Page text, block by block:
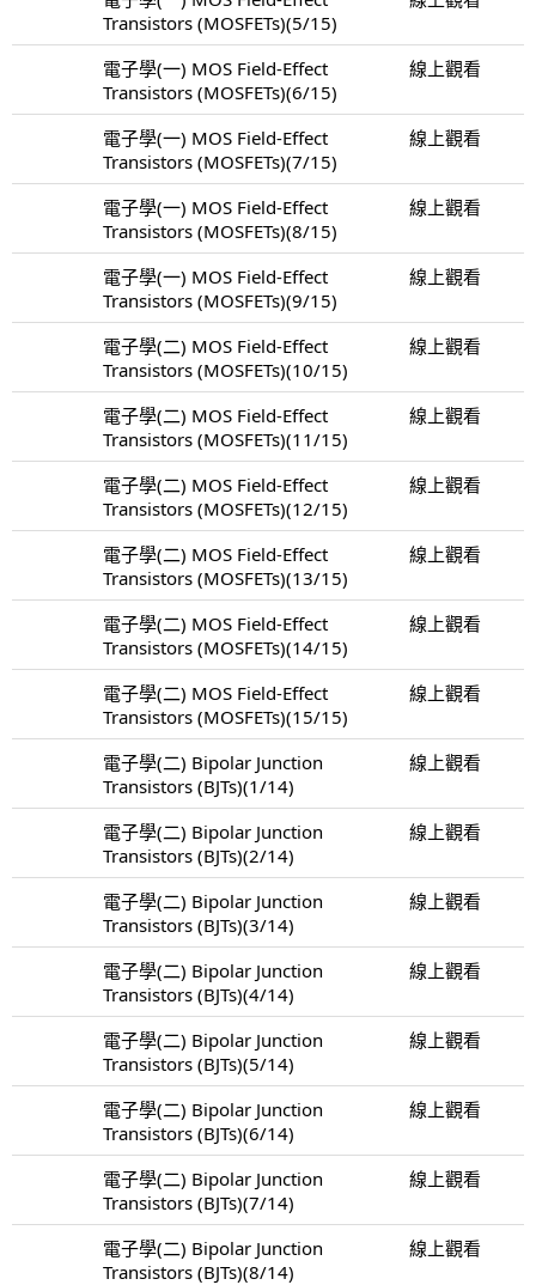
Transistors (MOSFETs)(5/15)
電子學(一) MOS Field-Effect
Transistors (MOSFETs)(6/15)
線上觀看
電子學(一) MOS Field-Effect
Transistors (MOSFETs)(7/15)
線上觀看
電子學(一) MOS Field-Effect
Transistors (MOSFETs)(8/15)
線上觀看
電子學(一) MOS Field-Effect
Transistors (MOSFETs)(9/15)
線上觀看
電子學(二) MOS Field-Effect
Transistors (MOSFETs)(10/15)
線上觀看
電子學(二) MOS Field-Effect
Transistors (MOSFETs)(11/15)
線上觀看
電子學(二) MOS Field-Effect
Transistors (MOSFETs)(12/15)
線上觀看
電子學(二) MOS Field-Effect
Transistors (MOSFETs)(13/15)
線上觀看
電子學(二) MOS Field-Effect
Transistors (MOSFETs)(14/15)
線上觀看
電子學(二) MOS Field-Effect
Transistors (MOSFETs)(15/15)
線上觀看
電子學(二) Bipolar Junction
Transistors (BJTs)(1/14)
線上觀看
電子學(二) Bipolar Junction
Transistors (BJTs)(2/14)
線上觀看
電子學(二) Bipolar Junction
Transistors (BJTs)(3/14)
線上觀看
電子學(二) Bipolar Junction
Transistors (BJTs)(4/14)
線上觀看
電子學(二) Bipolar Junction
Transistors (BJTs)(5/14)
線上觀看
電子學(二) Bipolar Junction
Transistors (BJTs)(6/14)
線上觀看
電子學(二) Bipolar Junction
Transistors (BJTs)(7/14)
線上觀看
電子學(二) Bipolar Junction
Transistors (BJTs)(8/14)
線上觀看